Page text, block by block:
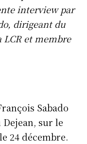
interview par
dirigeant du
LCR et membre
Sabado
sur le
24 décembre.